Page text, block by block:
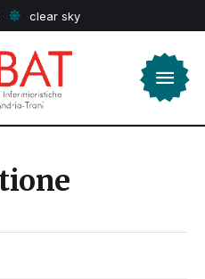
clear sky